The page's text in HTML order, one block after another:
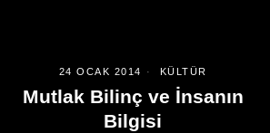
24 OCAK 2014 KÜLTÜR
Mutlak Bilinç ve İnsanın
Bilgisi